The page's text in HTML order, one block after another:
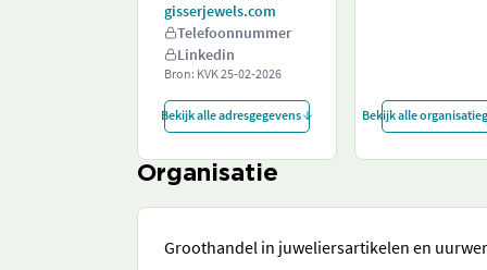
gisserjewels.com
Telefoonnummer
Linkedin
Bron: KVK25-02-2026
Bekijk alle adresgegevens Bekijk alle
Organisatie
Groothandel in juweliersartikelen en